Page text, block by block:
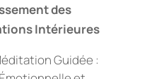
des
Intérieures
Guidée :